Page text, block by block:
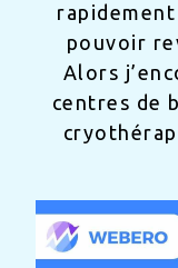
pouvoir
Alors
centres de